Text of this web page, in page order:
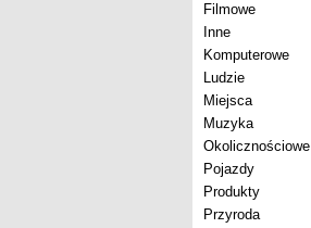
Filmowe
Inne
Komputerowe
Ludzie
Miejsca
Muzyka
Okolicznościowe
Pojazdy
Produkty
Przyroda